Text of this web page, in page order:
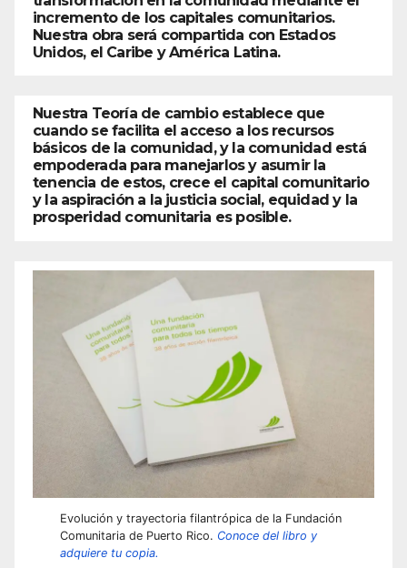
incremento de los capitales comunitarios.
Nuestra obra será compartida con Estados
Unidos, el Caribe y América Latina.
Nuestra Teoría de cambio establece que
cuando se facilita el acceso a los recursos
básicos de la comunidad, y la comunidad está
empoderada para manejarlos y asumir la
tenencia de estos, crece el capital comunitario
y la aspiración a la justicia social, equidad y la
prosperidad comunitaria es posible.
Evolución y trayectoria filantrópica de la Fundación
Comunitaria de Puerto Rico. Conoce del libro y
adquiere tu copia.